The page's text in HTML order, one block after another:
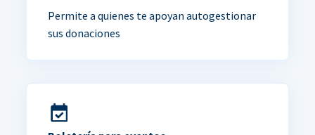
Permite a quienes te apoyan autogestionar
sus donaciones